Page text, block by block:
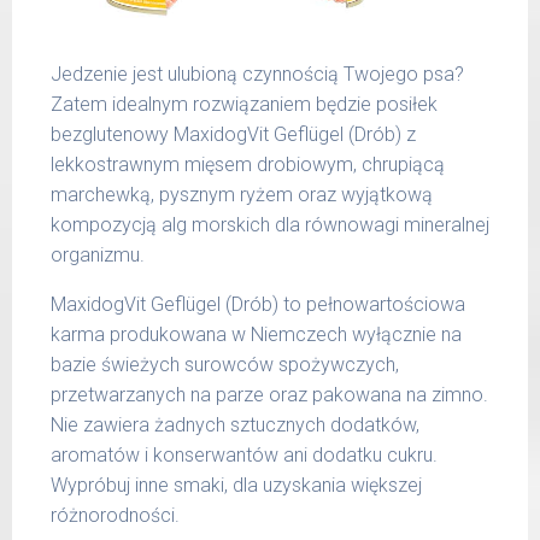
Podane liczby są wartościami orientacyjnymi.
Indywidualne potrzeby zależne są od rasy,
aktywności, warunków hodowli oraz innych
czynników.
Waga netto/Nr art.: 200 g/1000 | 400
g/1016 | 800 g/1024
Jedzenie jest ulubioną czynnością Twojego psa?
Zatem idealnym rozwiązaniem będzie posiłek
bezglutenowy MaxidogVit Geflügel (Drób) z
lekkostrawnym mięsem drobiowym, chrupiącą
marchewką, pysznym ryżem oraz wyjątkową
kompozycją alg morskich dla równowagi mineralnej
organizmu.
MaxidogVit Geflügel (Drób) to pełnowartościowa
karma produkowana w Niemczech wyłącznie na
bazie świeżych surowców spożywczych,
przetwarzanych na parze oraz pakowana na zimno.
Nie zawiera żadnych sztucznych dodatków,
aromatów i konserwantów ani dodatku cukru.
Wypróbuj inne smaki, dla uzyskania większej
różnorodności.